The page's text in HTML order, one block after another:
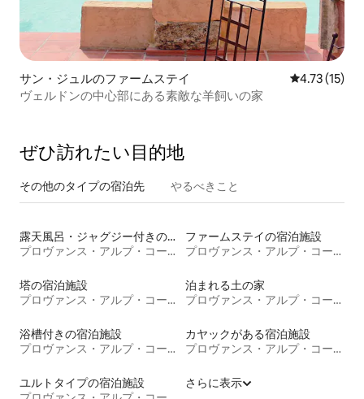
サン・ジュルのファームステイ レビュー15
4.73 (15)
ヴェルドンの中心部にある素敵な羊飼いの家
ぜひ訪⁠れ⁠た⁠い目⁠的⁠地
その他のタ⁠イ⁠プ⁠の宿⁠泊⁠先 やるべきこと
露天風呂・ジャグジー付きの宿泊施設
プロヴァンス・アルプ・コート・ダジュール地域圏
ファームステイの宿泊施設
プロヴァンス・アルプ・コート・ダジュール地域圏
塔の宿泊施設
プロヴァンス・アルプ・コート・ダジュール地域圏
泊まれる土の家
プロヴァンス・アルプ・コート・ダジュール地域圏
浴槽付きの宿泊施設
プロヴァンス・アルプ・コート・ダジュール地域圏
カヤックがある宿泊施設
プロヴァンス・アルプ・コート・ダジュール地域圏
ユルトタイプの宿泊施設
さらに表示